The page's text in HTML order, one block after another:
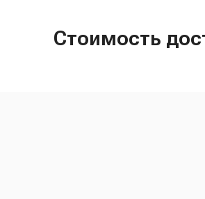
Стоимость